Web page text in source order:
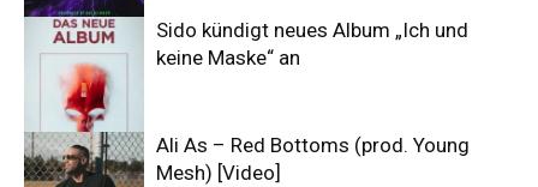
Sido kündigt neues Album „Ich und
keine Maske“ an
Ali As – Red Bottoms (prod. Young
Mesh) [Video]